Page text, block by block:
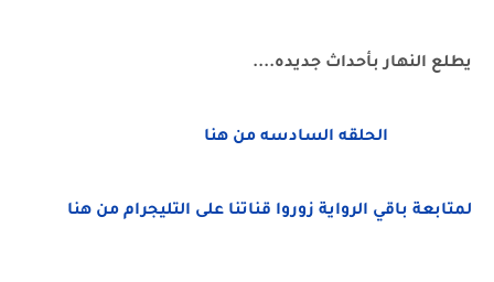
يطلع النهار بأحداث جديده....
الحلقه السادسه من هنا
لمتابعة باقي الرواية زوروا قناتنا على التليجرام من هنا